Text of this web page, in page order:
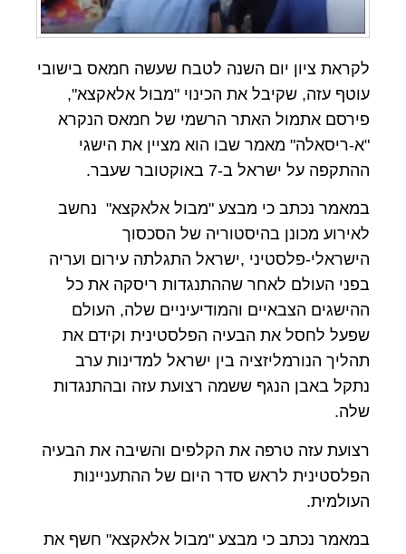
לקראת ציון יום השנה לטבח שעשה חמאס בישובי
עוטף עזה, שקיבל את הכינוי "מבול אלאקצא",
פירסם אתמול האתר הרשמי של חמאס הנקרא
"א-ריסאלה" מאמר שבו הוא מציין את הישגי
ההתקפה על ישראל ב-7 באוקטובר שעבר.
במאמר נכתב כי מבצע "מבול אלאקצא" נחשב
לאירוע מכונן בהיסטוריה של הסכסוך
הישראלי-פלסטיני ,ישראל התגלתה עירום ועריה
בפני העולם לאחר שההתנגדות ריסקה את כל
ההישגים הצבאיים והמודיעיניים שלה, העולם
שפעל לחסל את הבעיה הפלסטינית וקידם את
תהליך הנורמליזציה בין ישראל למדינות ערב
נתקל באבן הנגף ששמה רצועת עזה ובהתנגדות
שלה.
רצועת עזה טרפה את הקלפים והשיבה את הבעיה
הפלסטינית לראש סדר היום של ההתעניינות
העולמית.
במאמר נכתב כי מבצע "מבול אלאקצא" חשף את